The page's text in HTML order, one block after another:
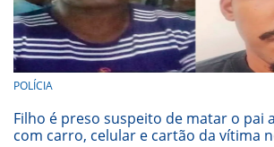
POLÍCIA
Filho é preso suspeito de matar o pai
com carro, celular e cartão da vítima